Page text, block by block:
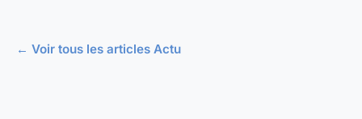
← Voir tous les articles Actu